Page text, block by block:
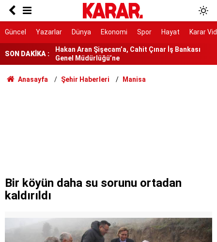
Güncel Yazarlar Dünya Ekonomi Spor Hayat Karar
SON DAKİKA :
İstanbul'da gece boyu nem uyarısı: Yüzde 96'ya
Genel Müdürlüğü’ne
Ödül beklerken ceza geldi
Rusya açıklarındaki Türk gemisine İHA saldırısı
tuğlayı biz çekeceğiz
Anasayfa Şehir Haberleri Manisa
Bir köyün daha su sorunu ortadan
kaldırıldı